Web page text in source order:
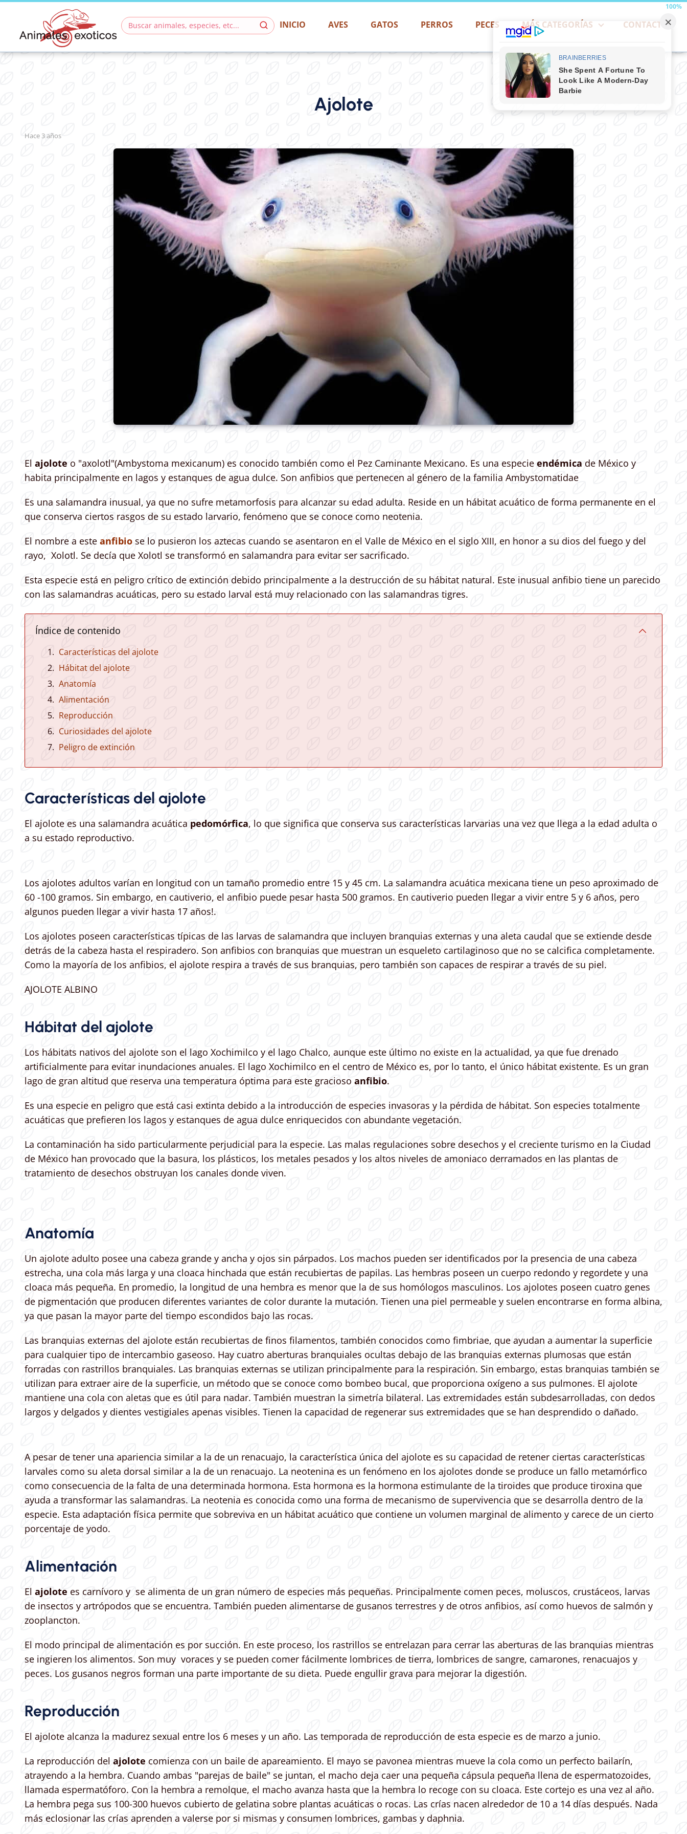
100%
INICIO AVES GATOS PERROS PECES MÁS CATEGORÍAS CONTACTO
Ajolote
hace 3 años
El ajolote o "axolotl"(Ambystoma mexicanum) es conocido también como el Pez Caminante Mexicano. Es una especie endémica de México y
habita principalmente en lagos y estanques de agua dulce. ​Son anfibios que pertenecen al género de la familia Ambystomatidae​
Es una salamandra inusual, ya que no sufre metamorfosis para alcanzar su edad adulta. Reside en un hábitat acuático de forma permanente en el
que conserva ciertos rasgos de su estado larvario, fenómeno que se conoce como neotenia.
El nombre a este anfibio se lo pusieron los aztecas cuando se asentaron en el Valle de México en el siglo XIII, en honor a su dios del fuego y del
rayo, Xolotl. Se decía que Xolotl se transformó en salamandra para evitar ser sacrificado.
Esta especie está en peligro crítico de extinción debido principalmente a la destrucción de su hábitat natural. Este inusual anfibio tiene un parecido
con las salamandras acuáticas, pero su estado larval está muy relacionado con las salamandras tigres.
Índice de contenido
Características del ajolote
Hábitat del ajolote
Anatomía
Alimentación
Reproducción
Curiosidades del ajolote
Peligro de extinción
Características del ajolote
El ajolote es una salamandra acuática pedomórfica, lo que significa que conserva sus características larvarias una vez que llega a la edad adulta o
a su estado reproductivo.
Los ajolotes adultos varían en longitud con un tamaño promedio entre 15 y 45 cm. La salamandra acuática mexicana tiene un peso aproximado de
60 -100 gramos. Sin embargo, en cautiverio, el anfibio puede pesar hasta 500 gramos. En cautiverio pueden llegar a vivir entre 5 y 6 años, pero
algunos pueden llegar a vivir hasta 17 años!.
Los ajolotes poseen características típicas de las larvas de salamandra que incluyen branquias externas y una aleta caudal que se extiende desde
detrás de la cabeza hasta el respiradero. Son anfibios con branquias que muestran un esqueleto cartilaginoso que no se calcifica completamente.
Como la mayoría de los anfibios, el ajolote respira a través de sus branquias, pero también son capaces de respirar a través de su piel.
AJOLOTE ALBINO
Hábitat del ajolote
Los hábitats nativos del ajolote son el lago Xochimilco y el lago Chalco, aunque este último no existe en la actualidad, ya que fue drenado
artificialmente para evitar inundaciones anuales. El lago Xochimilco en el centro de México es, por lo tanto, el único hábitat existente. Es un gran
lago de gran altitud que reserva una temperatura óptima para este gracioso anfibio.
Es una especie en peligro que está casi extinta debido a la introducción de especies invasoras y la pérdida de hábitat. Son especies totalmente
acuáticas que prefieren los lagos y estanques de agua dulce enriquecidos con abundante vegetación.
La contaminación ha sido particularmente perjudicial para la especie. Las malas regulaciones sobre desechos y el creciente turismo en la Ciudad
de México han provocado que la basura, los plásticos, los metales pesados y los altos niveles de amoniaco derramados en las plantas de
tratamiento de desechos obstruyan los canales donde viven.
Anatomía
Un ajolote adulto posee una cabeza grande y ancha y ojos sin párpados. Los machos pueden ser identificados por la presencia de una cabeza
estrecha, una cola más larga y una cloaca hinchada que están recubiertas de papilas. Las hembras poseen un cuerpo redondo y regordete y una
cloaca más pequeña. En promedio, la longitud de una hembra es menor que la de sus homólogos masculinos. Los ajolotes poseen cuatro genes
de pigmentación que producen diferentes variantes de color durante la mutación. Tienen una piel permeable y suelen encontrarse en forma albina,
ya que pasan la mayor parte del tiempo escondidos bajo las rocas.
Las branquias externas del ajolote están recubiertas de finos filamentos, también conocidos como fimbriae, que ayudan a aumentar la superficie
para cualquier tipo de intercambio gaseoso. Hay cuatro aberturas branquiales ocultas debajo de las branquias externas plumosas que están
forradas con rastrillos branquiales. Las branquias externas se utilizan principalmente para la respiración. Sin embargo, estas branquias también se
utilizan para extraer aire de la superficie, un método que se conoce como bombeo bucal, que proporciona oxígeno a sus pulmones. El ajolote
mantiene una cola con aletas que es útil para nadar. También muestran la simetría bilateral. Las extremidades están subdesarrolladas, con dedos
largos y delgados y dientes vestigiales apenas visibles. Tienen la capacidad de regenerar sus extremidades que se han desprendido o dañado.
A pesar de tener una apariencia similar a la de un renacuajo, la característica única del ajolote es su capacidad de retener ciertas características
larvales como su aleta dorsal similar a la de un renacuajo. La neotenina es un fenómeno en los ajolotes donde se produce un fallo metamórfico
como consecuencia de la falta de una determinada hormona. Esta hormona es la hormona estimulante de la tiroides que produce tiroxina que
ayuda a transformar las salamandras. La neotenia es conocida como una forma de mecanismo de supervivencia que se desarrolla dentro de la
especie. Esta adaptación física permite que sobreviva en un hábitat acuático que contiene un volumen marginal de alimento y carece de un cierto
porcentaje de yodo.
Alimentación
El ajolote es carnívoro y se alimenta de un gran número de especies más pequeñas. Principalmente comen peces, moluscos, crustáceos, larvas
de insectos y artrópodos que se encuentra. También pueden alimentarse de gusanos terrestres y de otros anfibios, así como huevos de salmón y
zooplancton.
El modo principal de alimentación es por succión. En este proceso, los rastrillos se entrelazan para cerrar las aberturas de las branquias mientras
se ingieren los alimentos. Son muy voraces y se pueden comer fácilmente lombrices de tierra, lombrices de sangre, camarones, renacuajos y
peces. Los gusanos negros forman una parte importante de su dieta. Puede engullir grava para mejorar la digestión.
Reproducción
El ajolote alcanza la madurez sexual entre los 6 meses y un año. Las temporada de reproducción de esta especie es de marzo a junio.
La reproducción del ajolote comienza con un baile de apareamiento. El mayo se pavonea mientras mueve la cola como un perfecto bailarín,
atrayendo a la hembra. Cuando ambas "parejas de baile" se juntan, el macho deja caer una pequeña cápsula pequeña llena de espermatozoides,
llamada espermatóforo. Con la hembra a remolque, el macho avanza hasta que la hembra lo recoge con su cloaca. Este cortejo es una vez al año.
La hembra pega sus 100-300 huevos cubierto de gelatina sobre plantas acuáticas o rocas. Las crías nacen alrededor de 10 a 14 días después. Nada
más eclosionar las crías aprenden a valerse por si mismas y consumen lombrices, gambas y daphnia.